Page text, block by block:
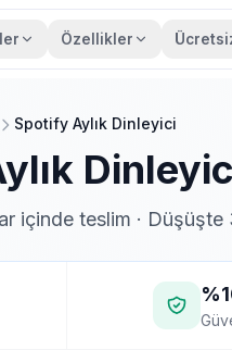
Özellikler
Spotify Aylık Dinleyici
içinde teslim ·